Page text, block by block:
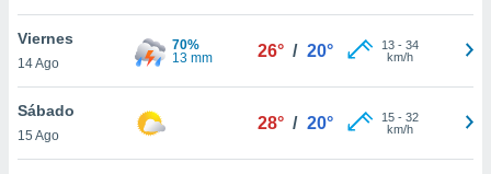
cookies
aceptar
Viernes
14 Ago
70%
13 mm
26° / 20° 13- 34
km/h
Sábado
15 Ago
28° / 20° 15- 32
km/h